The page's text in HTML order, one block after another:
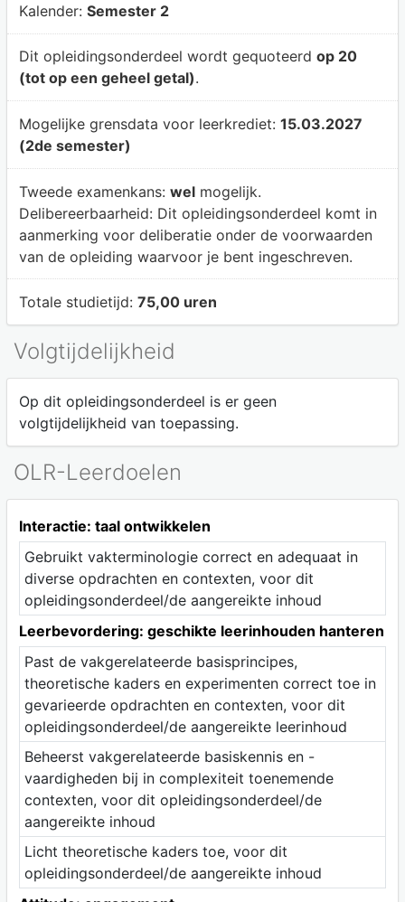
Kalender: Semester 2
Dit opleidingsonderdeel wordt gequoteerd op 20
(tot op een geheel getal).
Mogelijke grensdata voor leerkrediet: 15.03.2027
(2de semester)
Tweede examenkans: welmogelijk.
Delibereerbaarheid: Dit opleidingsonderdeel komt in
aanmerking voor deliberatie onder de voorwaarden
van de opleiding waarvoor je bent ingeschreven.
Totale studietijd: 75,00 uren
Volgtijdelijkheid
Op dit opleidingsonderdeel is er geen
volgtijdelijkheid van toepassing.
OLR-Leerdoelen
Interactie: taal ontwikkelen
Gebruikt vakterminologie correct en adequaat in
diverse opdrachten en contexten, voor dit
opleidingsonderdeel/de aangereikte inhoud
Leerbevordering: geschikte leerinhouden hanteren
Past de vakgerelateerde basisprincipes,
theoretische kaders en experimenten correct toe in
gevarieerde opdrachten en contexten, voor dit
opleidingsonderdeel/de aangereikte leerinhoud
Beheerst vakgerelateerde basiskennis en -
vaardigheden bij in complexiteit toenemende
contexten, voor dit opleidingsonderdeel/de
aangereikte inhoud
Licht theoretische kaders toe, voor dit
opleidingsonderdeel/de aangereikte inhoud